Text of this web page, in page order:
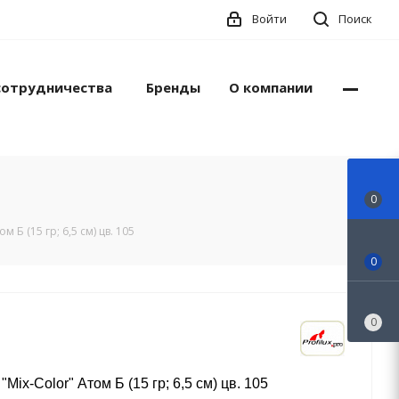
Поиск
Войти
Бренды О компании
Б (15 гр; 6,5 см) цв. 105
Color" Атом Б (15 гр; 6,5 см) цв. 105
0
0
0